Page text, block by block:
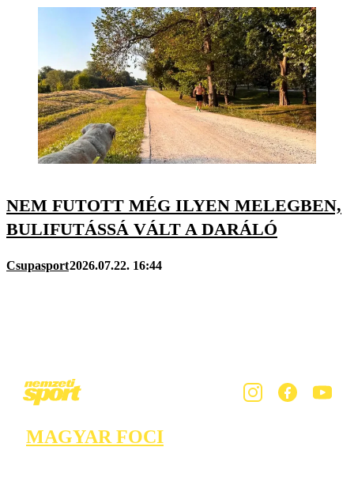
NEM FUTOTT MÉG ILYEN MELEGBEN,
BULIFUTÁSSÁ VÁLT A DARÁLÓ
Csupasport2026.07.22. 16:44
MAGYAR FOCI